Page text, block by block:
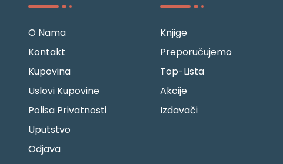
O Nama
Kontakt
Kupovina
Uslovi Kupovine
Polisa Privatnosti
Uputstvo
Odjava
Knjige
Preporučujemo
Top-Lista
Akcije
Izdavači